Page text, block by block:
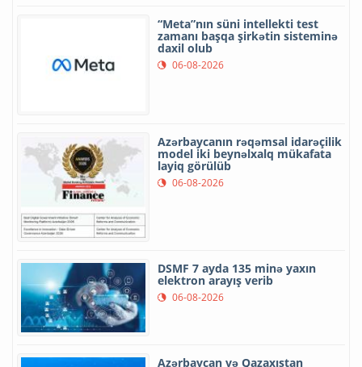
“Meta”nın süni intellekti test
zamanı başqa şirkətin sisteminə
daxil olub
06-08-2026
Azərbaycanın rəqəmsal idarəçilik
model iki beynəlxalq mükafata
layiq görülüb
06-08-2026
DSMF 7 ayda 135 minə yaxın
elektron arayış verib
06-08-2026
Azərbaycan və Qazaxıstan